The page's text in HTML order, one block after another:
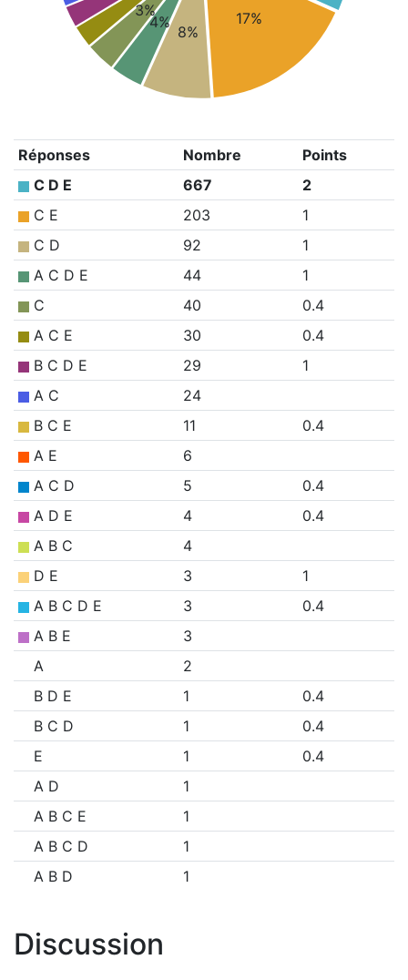
17%
8%
4%
3%
Réponses Nombre
Points
C D E
667
2
C E
203
1
C D
92
1
A C D E
44
1
C
40
0.4
A C E
30
0.4
B C D E
29
1
A C
24
B C E
11
0.4
A E
6
A C D
5
0.4
A D E
4
0.4
A B C
4
D E
3
1
A B C D E
3
0.4
A B E
3
A
2
B D E
1
0.4
B C D
1
0.4
E
1
0.4
A D
1
A B C E
1
A B C D
1
A B D
1
Discussion